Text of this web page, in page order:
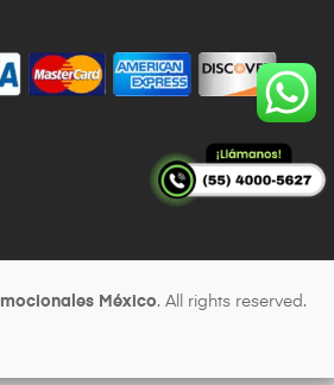
México. All rights reserved.